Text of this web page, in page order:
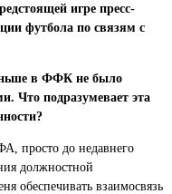
игре пресс-
футбола по связям с
в ФФК не было
Что подразумевает эта
просто до недавнего
должностной
обеспечивать взаимосвязь